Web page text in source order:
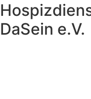
DaSein e.V.